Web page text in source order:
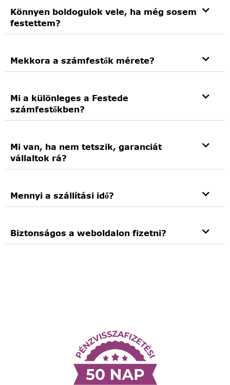
Könnyen boldogulok vele, ha még sosem
festettem?
Mekkora a számfestők mérete?
Mi a különleges a Festede
számfestőkben?
Mi van, ha nem tetszik, garanciát
vállaltok rá?
Mennyi a szállítási idő?
Biztonságos a weboldalon fizetni?